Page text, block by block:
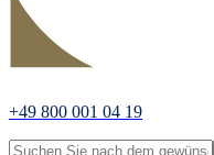
+49 800 001 04 19